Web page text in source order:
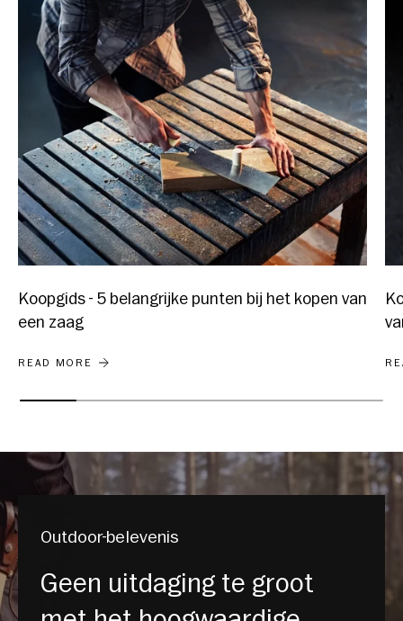
Koopgids - 5 belangrijke punten bij het kopen van
een zaag
KOOPGIDS - 5 BELANGRIJKE PUNTEN BIJ HET
READ MORE
Outdoor-belevenis
Geen uitdaging te groot